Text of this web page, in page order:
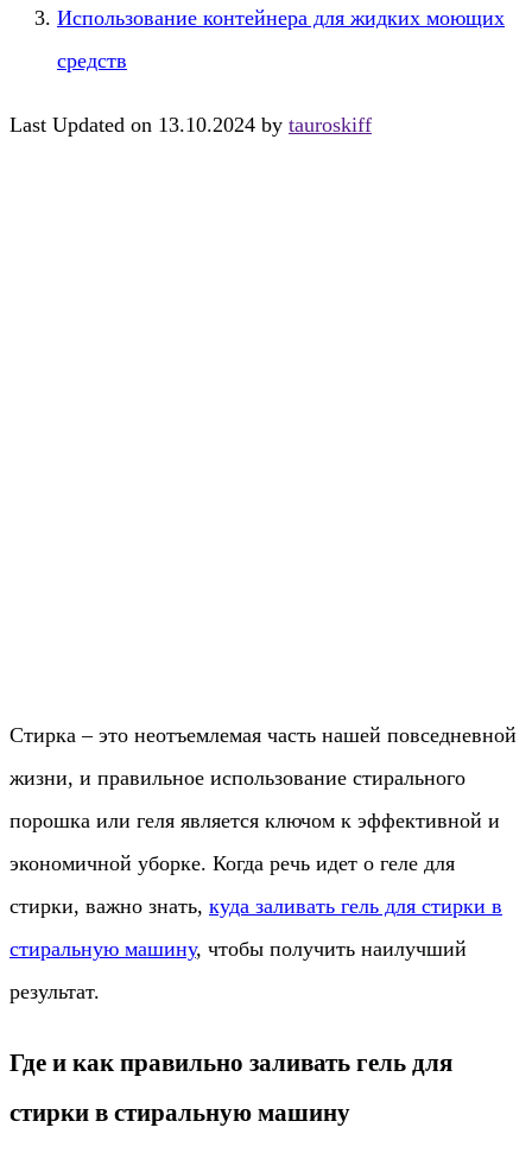
Использование контейнера для жидких моющих
средств
Last Updated on 13.10.2024 by tauroskiff
Стирка – это неотъемлемая часть нашей повседневной
жизни, и правильное использование стирального
порошка или геля является ключом к эффективной и
экономичной уборке. Когда речь идет о геле для
стирки, важно знать, куда заливать гель для стирки в
стиральную машину, чтобы получить наилучший
результат.
Где и как правильно заливать гель для
стирки в стиральную машину